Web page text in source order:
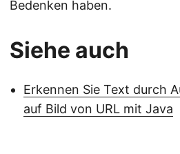
Bedenken haben.
Siehe auch
Erkennen Sie Text durch
auf Bild von URL mit Java